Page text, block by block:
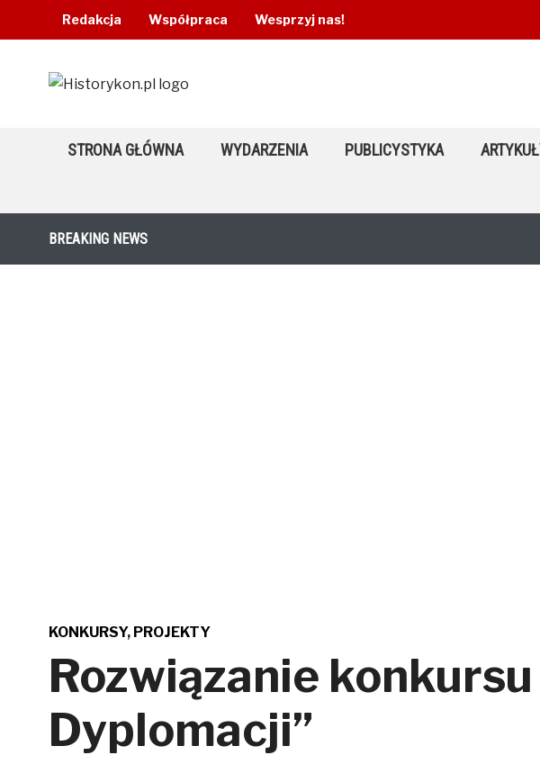
Redakcja Współpraca Wesprzyj nas!
STRONA GŁÓWNA WYDARZENIA PUBLICYSTYKA
BREAKING NEWS
KONKURSY, PROJEKTY
Rozwiązanie konkursu
Dyplomacji”